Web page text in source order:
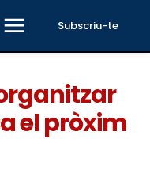
Subscriu-te
el pròxim